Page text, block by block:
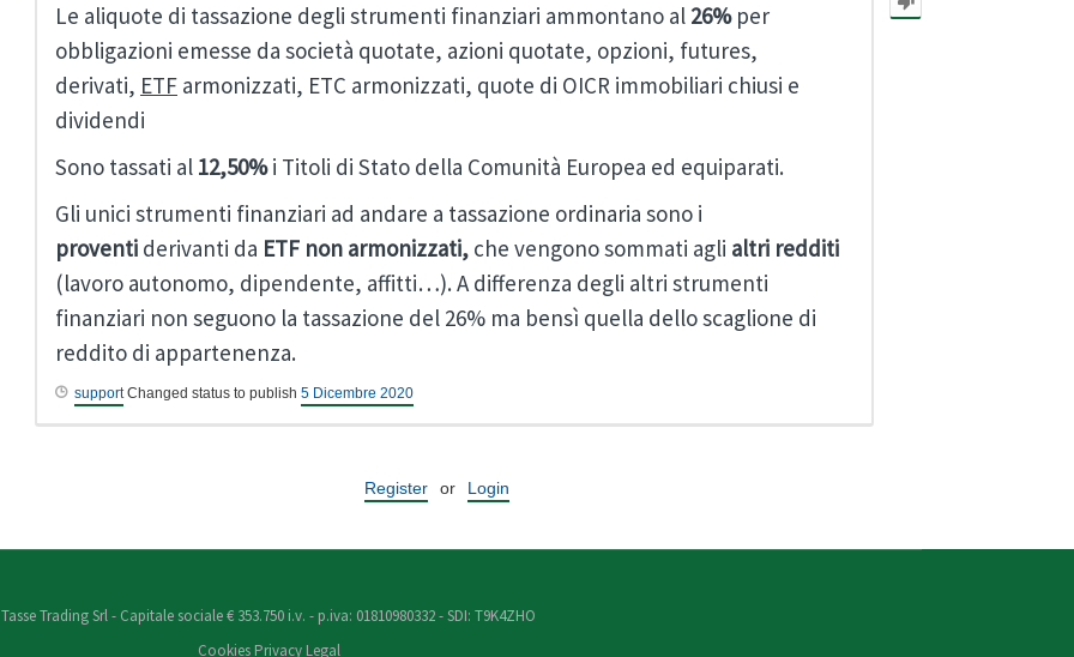
Le aliquote di tassazione degli strumenti finanziari ammontano al 26%per
obbligazioni emesse da società quotate, azioni quotate, opzioni, futures,
derivati, ETF armonizzati, ETC armonizzati, quote di OICR immobiliari chiusi e
dividendi
Sono tassati al 12,50%i Titoli di Stato della Comunità Europea ed equiparati.
Gli unici strumenti finanziari ad andare a tassazione ordinaria sono i
proventi derivanti da ETF non armonizzati, che vengono sommati agli altri redditi
(lavoro autonomo, dipendente, affitti…). A differenza degli altri strumenti
finanziari non seguono la tassazione del 26% ma bensì quella dello scaglione di
reddito di appartenenza.
supportChanged status to publish 5 Dicembre 2020
Register or Login
Tasse Trading Srl - Capitale sociale € 353.750 i.v. - p.iva: 01810980332 - SDI: T9K4ZHO
Cookies Privacy Legal